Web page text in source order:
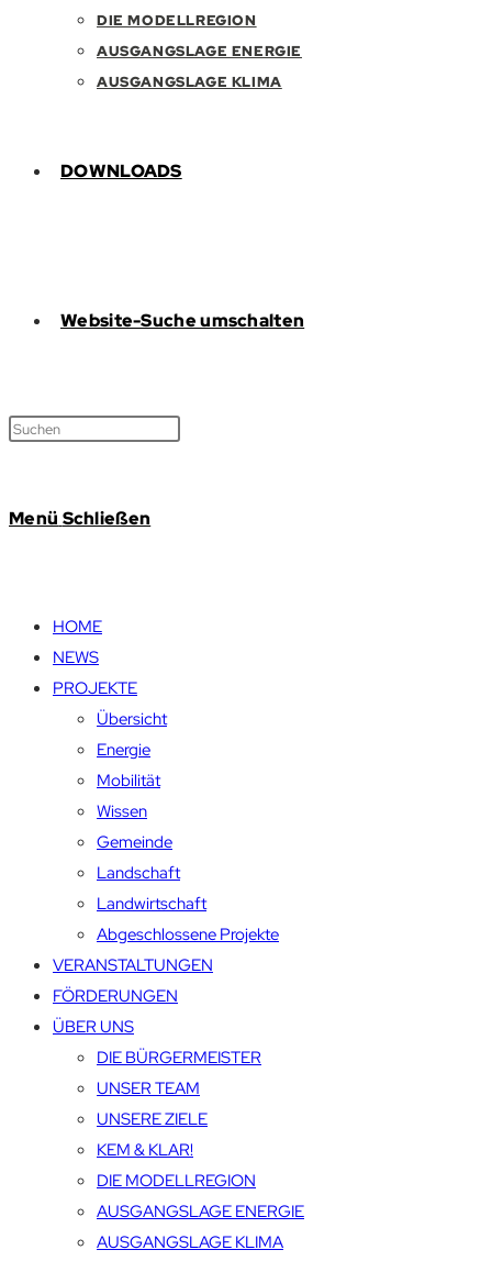
DIE MODELLREGION
AUSGANGSLAGE ENERGIE
AUSGANGSLAGE KLIMA
DOWNLOADS
Website-Suche umschalten
Menü Schließen
HOME
NEWS
PROJEKTE
Übersicht
Energie
Mobilität
Wissen
Gemeinde
Landschaft
Landwirtschaft
Abgeschlossene Projekte
VERANSTALTUNGEN
FÖRDERUNGEN
ÜBER UNS
DIE BÜRGERMEISTER
UNSER TEAM
UNSERE ZIELE
KEM & KLAR!
DIE MODELLREGION
AUSGANGSLAGE ENERGIE
AUSGANGSLAGE KLIMA